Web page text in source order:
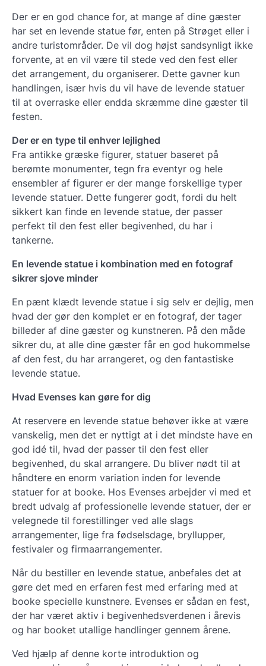
Der er en god chance for, at mange af dine gæster
har set en levende statue før, enten på Strøget eller i
andre turistområder. De vil dog højst sandsynligt ikke
forvente, at en vil være til stede ved den fest eller
det arrangement, du organiserer. Dette gavner kun
handlingen, især hvis du vil have de levende statuer
til at overraske eller endda skræmme dine gæster til
festen.
Der er en type til enhver lejlighed
Fra antikke græske figurer, statuer baseret på
berømte monumenter, tegn fra eventyr og hele
ensembler af figurer er der mange forskellige typer
levende statuer. Dette fungerer godt, fordi du helt
sikkert kan finde en levende statue, der passer
perfekt til den fest eller begivenhed, du har i
tankerne.
En levende statue i kombination med en fotograf
sikrer sjove minder
En pænt klædt levende statue i sig selv er dejlig, men
hvad der gør den komplet er en fotograf, der tager
billeder af dine gæster og kunstneren. På den måde
sikrer du, at alle dine gæster får en god hukommelse
af den fest, du har arrangeret, og den fantastiske
levende statue.
Hvad Evenses kan gøre for dig
At reservere en levende statue behøver ikke at være
vanskelig, men det er nyttigt at i det mindste have en
god idé til, hvad der passer til den fest eller
begivenhed, du skal arrangere. Du bliver nødt til at
håndtere en enorm variation inden for levende
statuer for at booke. Hos Evenses arbejder vi med et
bredt udvalg af professionelle levende statuer, der er
velegnede til forestillinger ved alle slags
arrangementer, lige fra fødselsdage, bryllupper,
festivaler og firmaarrangementer.
Når du bestiller en levende statue, anbefales det at
gøre det med en erfaren fest med erfaring med at
booke specielle kunstnere. Evenses er sådan en fest,
der har været aktiv i begivenhedsverdenen i årevis
og har booket utallige handlinger gennem årene.
Ved hjælp af denne korte introduktion og